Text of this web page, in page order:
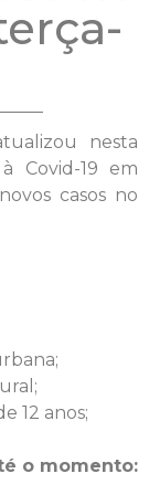
nesta
Covid-19 em
casos no
12 anos;
o momento: